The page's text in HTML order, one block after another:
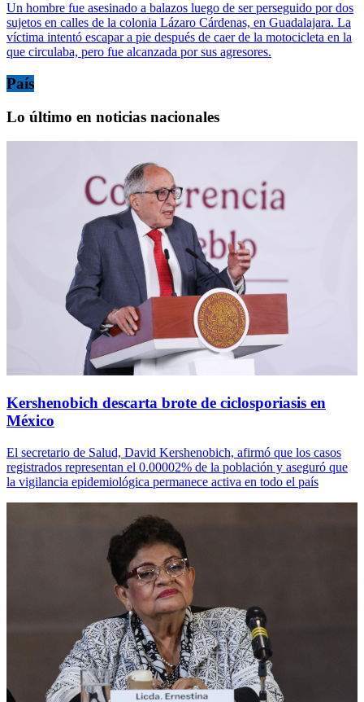
Un hombre fue asesinado a balazos luego de ser perseguido por dos
sujetos en calles de la colonia Lázaro Cárdenas, en Guadalajara. La
víctima intentó escapar a pie después de caer de la motocicleta en la
que circulaba, pero fue alcanzada por sus agresores.
País
Lo último en noticias nacionales
Kershenobich descarta brote de ciclosporiasis en
México
El secretario de Salud, David Kershenobich, afirmó que los casos
registrados representan el 0.00002% de la población y aseguró que
la vigilancia epidemiológica permanece activa en todo el país